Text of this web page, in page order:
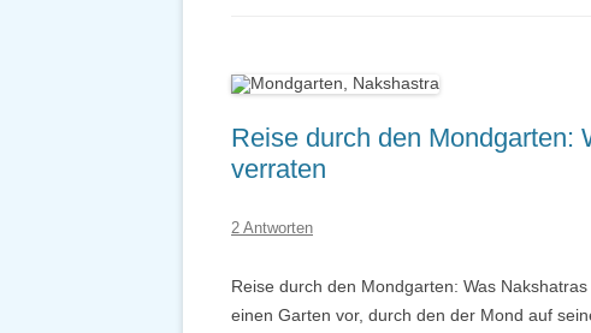
Reise durch den Mondgarten:
verraten
2 Antworten
Reise durch den Mondgarten: Was
einen Garten vor, durch den der Mond auf